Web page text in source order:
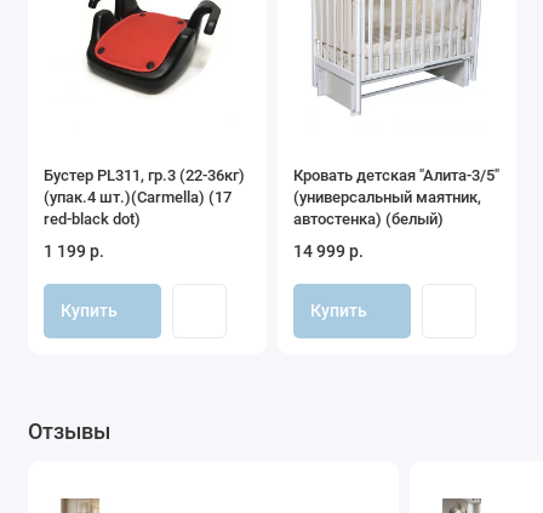
Бустер PL311, гр.3 (22-36кг)
(упак.4 шт.)(Carmella) (17
red-black dot)
1 199 р.
Купить
Кровать детская "Алита-3/5"
(универсальный маятник,
автостенка) (белый)
14 999 р.
Купить
Отзывы